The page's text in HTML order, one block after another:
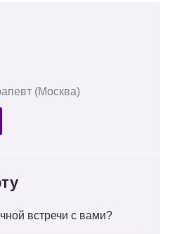
(Москва)
встречи с вами?